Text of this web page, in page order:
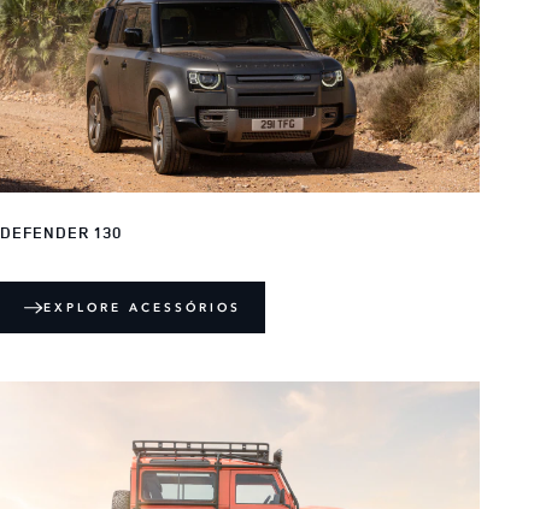
DEFENDER 130
EXPLORE ACESSÓRIOS